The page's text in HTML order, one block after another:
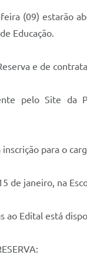
(09) estarão
Educação.
e de
pelo Site da
para o
de janeiro, na
ao Edital está